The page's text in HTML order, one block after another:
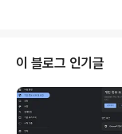
비디오 규격에 맞출 수
이 블로그 인기글